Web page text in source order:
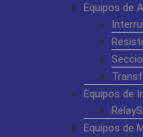
Equipos de
Equipos de
Equipos de